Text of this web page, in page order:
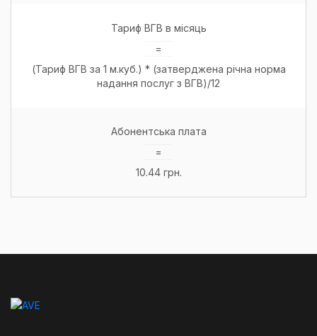
Тариф ВГВ в місяць
=
(Тариф ВГВ за 1 м.куб.) * (затверджена річна норма
надання послуг з ВГВ)/12
Абонентська плата
=
10.44 грн.